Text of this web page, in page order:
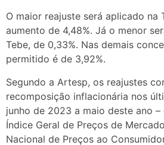
O maior reajuste será aplicado na
aumento de 4,48%. Já o menor
Tebe, de 0,33%. Nas demais
permitido é de 3,92%.
Segundo a Artesp, os reajustes
recomposição inflacionária nos
junho de 2023 a maio deste ano
Índice Geral de Preços de
Nacional de Preços ao